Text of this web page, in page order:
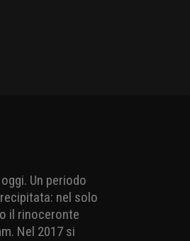
Un periodo
nel solo
il rinoceronte
Nel 2017 si